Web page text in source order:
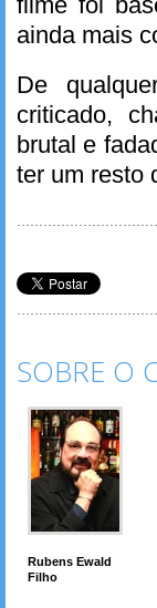
ainda mais
De
criticado,
brutal e
ter um resto
SOBRE O
Rubens Ewald
Filho